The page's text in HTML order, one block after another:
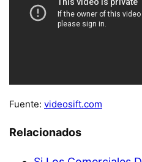
Fuente: videosift.com
Relacionados